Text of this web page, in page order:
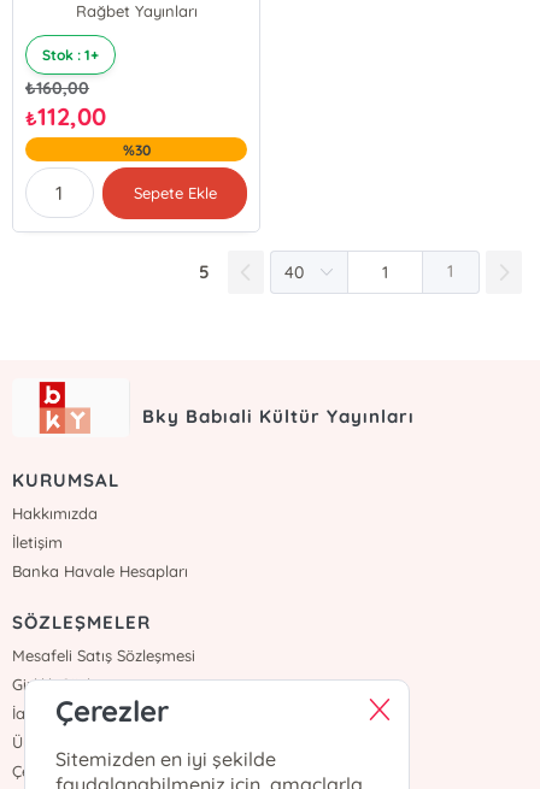
Rağbet Yayınları
Stok : 1+
₺160,00
₺112,00
%30
Sepete Ekle
5 1
Bky Babıali Kültür Yayınları
KURUMSAL
Hakkımızda
İletişim
Banka Havale Hesapları
SÖZLEŞMELER
Mesafeli Satış Sözleşmesi
Gizlilik Sözleşmesi
İade ve Teslimat
Üyelik Sözleşmesi
Çerez Politikası
Çerezler
Sitemizden en iyi şekilde
faydalanabilmeniz için, amaçlarla